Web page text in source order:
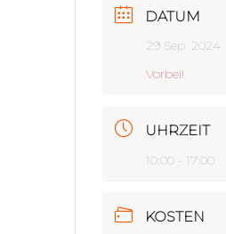
DATUM
29 Sep. 2024
Vorbei!
UHRZEIT
10:00 - 17:00
KOSTEN